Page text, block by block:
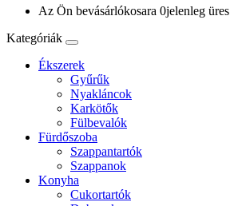
Az Ön bevásárlókosara 0jelenleg üres
Kategóriák
Ékszerek
Gyűrűk
Nyakláncok
Karkötők
Fülbevalók
Fürdőszoba
Szappantartók
Szappanok
Konyha
Cukortartók